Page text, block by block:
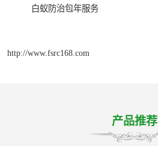
白蚁防治包年服务
http://www.fsrc168.com
产品推荐